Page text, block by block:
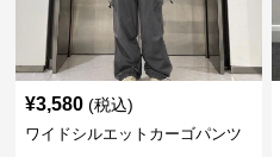
¥3,580 (税込)
ワイドシルエットカーゴパンツ